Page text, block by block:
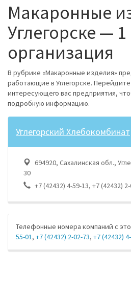
Макаронные
Углегорске — 1
организация
В рубрике «Макаронные изделия»
работающие в Углегорске.
интересующего вас предприятия,
подробную информацию.
Углегорский Хлебокомбинат
694920, Сахалинская обл.,
30
+7 (42432) 4-59-13, +7 (42432)
Телефонные номера компаний с
55-01, +7 (42432) 2-02-73, +7 (42432)